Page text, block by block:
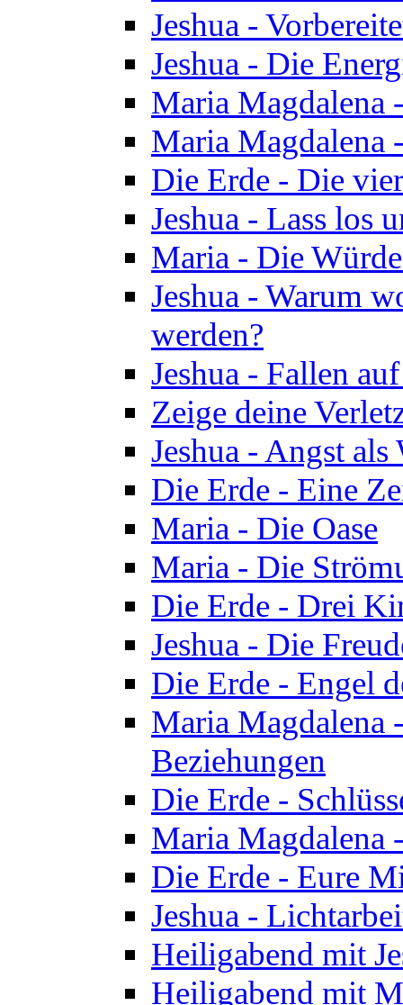
Jeshua -
Jeshua - Die
Maria Magdalena
Maria Magdalena
Die Erde - Die
Jeshua - Lass los
Maria - Die
Jeshua - Warum
werden?
Jeshua - Fallen
Zeige deine
Jeshua - Angst als
Die Erde - Eine
Maria - Die Oase
Maria - Die
Die Erde - Drei
Jeshua - Die
Die Erde - Engel
Maria Magdalena
Beziehungen
Die Erde -
Maria Magdalena
Die Erde - Eure
Jeshua -
Heiligabend mit
Heiligabend mit